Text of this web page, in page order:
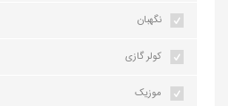
نگهبان
کولر گازی
موزیک